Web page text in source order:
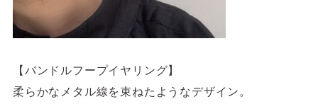
【バンドルフープイヤリング】
柔らかなメタル線を束ねたようなデザイン。